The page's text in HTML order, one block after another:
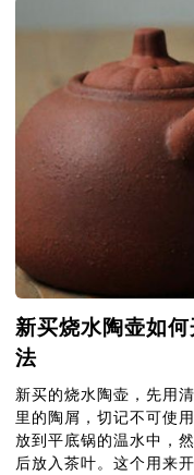
新买烧水陶壶如
法
新买的烧水陶壶，先用
里的陶屑，切记不可使
放到平底锅的温水中，
后放入茶叶。这个用来